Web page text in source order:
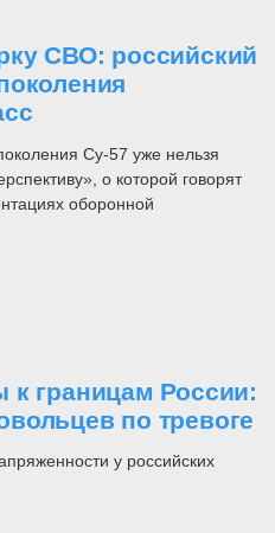
СВО: российский
Су-57 уже нельзя
о которой говорят
оборонной
к границам России:
по тревоге
у российских